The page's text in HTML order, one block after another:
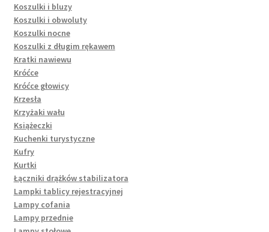
Koszulki i bluzy
Koszulki i obwoluty
Koszulki nocne
Koszulki z długim rękawem
Kratki nawiewu
Króćce
Króćce głowicy
Krzesła
Krzyżaki wału
Książeczki
Kuchenki turystyczne
Kufry
Kurtki
Łączniki drążków stabilizatora
Lampki tablicy rejestracyjnej
Lampy cofania
Lampy przednie